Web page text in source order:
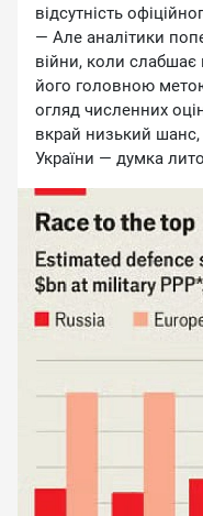
відсутність
— Але аналітики
війни, коли слабшає
його головною
огляд численних
вкрай низький шанс,
України — думка
нарощувати
НАТО (наприклад, у
великий наступ,
випробування статті
до воєнного
Збройна підтримка
починається в
Якщо Україна не
втрачає сенс для
Заходу— Стаття
озброєнь,
створювати основу